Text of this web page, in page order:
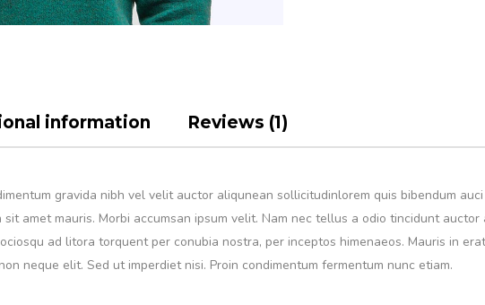
information Reviews (1)
gravida nibh vel velit auctor aliqunean sollicitudinlorem quis bibendum
amet mauris. Morbi accumsan ipsum velit. Nam nec tellus a odio tincidunt
ad litora torquent per conubia nostra, per inceptos himenaeos. Mauris in
neque elit. Sed ut imperdiet nisi. Proin condimentum fermentum nunc etiam.